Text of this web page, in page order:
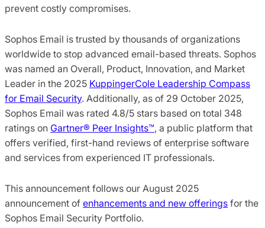
prevent costly compromises.
Sophos Email is trusted by thousands of organizations
worldwide to stop advanced email-based threats. Sophos
was named an Overall, Product, Innovation, and Market
Leader in the 2025 KuppingerCole Leadership Compass
for Email Security. Additionally, as of 29 October 2025,
Sophos Email was rated 4.8/5 stars based on total 348
ratings on Gartner® Peer Insights™, a public platform that
offers verified, first-hand reviews of enterprise software
and services from experienced IT professionals.
This announcement follows our August 2025
announcement of enhancements and new offerings for the
Sophos Email Security Portfolio.